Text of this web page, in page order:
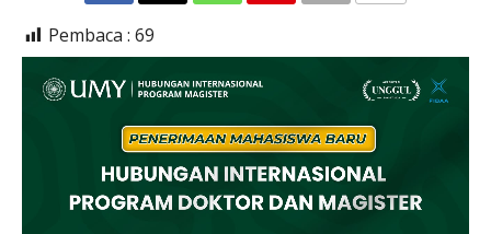
Pembaca : 69